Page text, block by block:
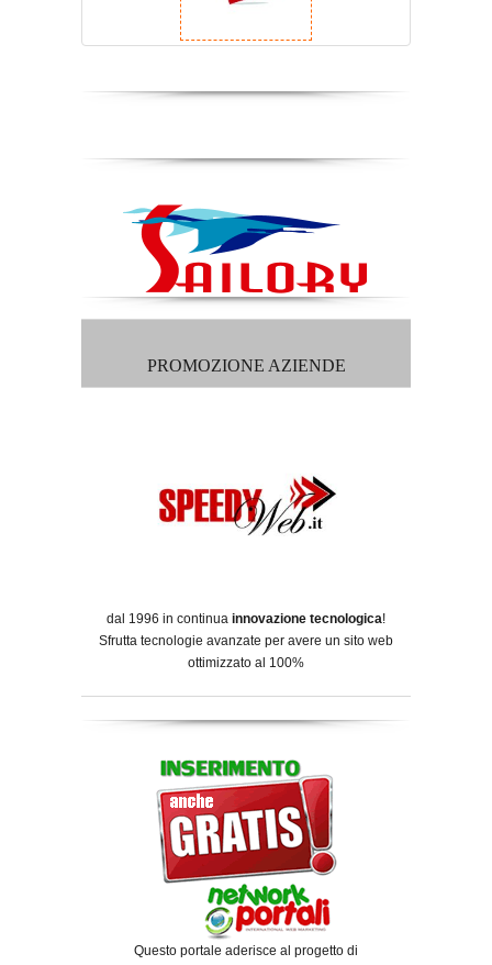
PROMOZIONE AZIENDE
dal 1996 in continua innovazione tecnologica!
Sfrutta tecnologie avanzate per avere un sito web
ottimizzato al 100%
Questo portale aderisce al progetto di